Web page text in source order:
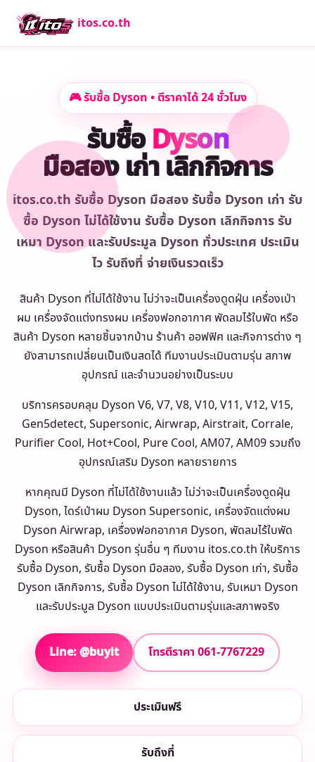
itos.co.th
🎮 รับซื้อ Dyson • ตีราคาได้ 24 ชั่วโมง
รับซื้อDyson
มือสอง เก่า เลิกกิจการ
itos.co.th รับซื้อ Dyson มือสอง รับซื้อ Dyson เก่า รับ
ซื้อ Dyson ไม่ได้ใช้งาน รับซื้อ Dyson เลิกกิจการ รับ
เหมา Dyson และรับประมูล Dyson ทั่วประเทศ ประเมิน
ไว รับถึงที่ จ่ายเงินรวดเร็ว
สินค้า Dyson ที่ไม่ได้ใช้งาน ไม่ว่าจะเป็นเครื่องดูดฝุ่น เครื่องเป่า
ผม เครื่องจัดแต่งทรงผม เครื่องฟอกอากาศ พัดลมไร้ใบพัด หรือ
สินค้า Dyson หลายชิ้นจากบ้าน ร้านค้า ออฟฟิศ และกิจการต่าง ๆ
ยังสามารถเปลี่ยนเป็นเงินสดได้ ทีมงานประเมินตามรุ่น สภาพ
อุปกรณ์ และจำนวนอย่างเป็นระบบ
บริการครอบคลุม Dyson V6, V7, V8, V10, V11, V12, V15,
Gen5detect, Supersonic, Airwrap, Airstrait, Corrale,
Purifier Cool, Hot+Cool, Pure Cool, AM07, AM09 รวมถึง
อุปกรณ์เสริม Dyson หลายรายการ
หากคุณมี Dyson ที่ไม่ได้ใช้งานแล้ว ไม่ว่าจะเป็นเครื่องดูดฝุ่น
Dyson, ไดร์เป่าผม Dyson Supersonic, เครื่องจัดแต่งผม
Dyson Airwrap, เครื่องฟอกอากาศ Dyson, พัดลมไร้ใบพัด
Dyson หรือสินค้า Dyson รุ่นอื่น ๆ ทีมงาน itos.co.th ให้บริการ
รับซื้อ Dyson, รับซื้อ Dyson มือสอง, รับซื้อ Dyson เก่า, รับซื้อ
Dyson เลิกกิจการ, รับซื้อ Dyson ไม่ได้ใช้งาน, รับเหมา Dyson
และรับประมูล Dyson แบบประเมินตามรุ่นและสภาพจริง
Line: @buyit โทรตีราคา 061-7767229
ประเมินฟรี
รับถึงที่